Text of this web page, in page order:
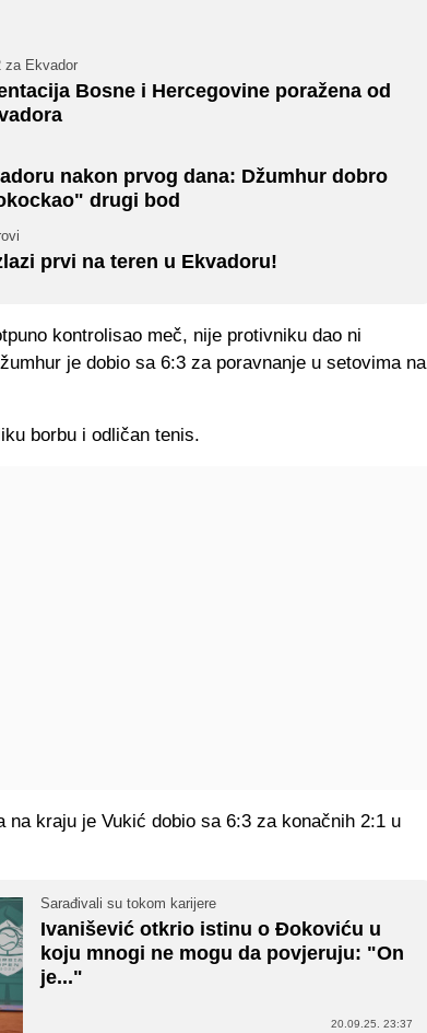
za Ekvador
Bosne i Hercegovine poražena od
nakon prvog dana: Džumhur dobro
drugi bod
prvi na teren u Ekvadoru!
kontrolisao meč, nije protivniku dao ni
je dobio sa 6:3 za poravnanje u setovima na
borbu i odličan tenis.
na kraju je Vukić dobio sa 6:3 za konačnih 2:1 u
Sarađivali su tokom karijere
Ivanišević otkrio istinu o Đokoviću u
koju mnogi ne mogu da povjeruju: "On
je..."
20.09.25. 23:37